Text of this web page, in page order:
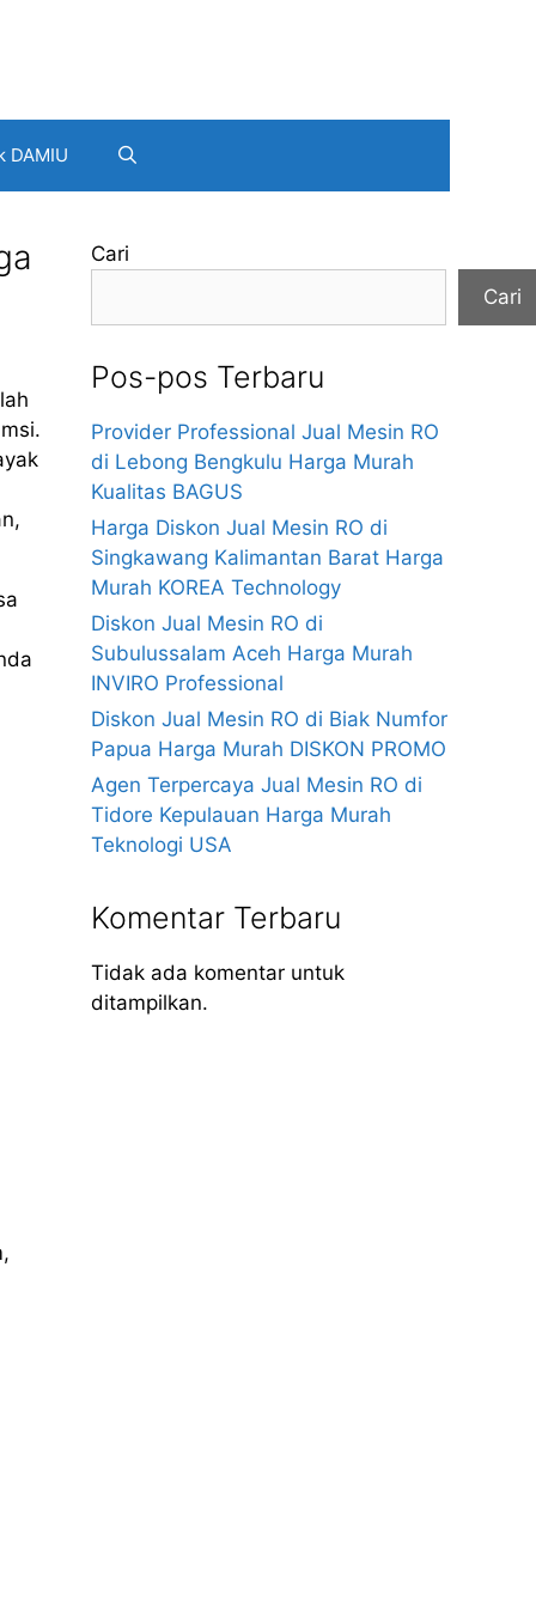
DAMIU
Cari
Cari
Pos-pos Terbaru
Provider Professional Jual Mesin RO
di Lebong Bengkulu Harga Murah
Kualitas BAGUS
Harga Diskon Jual Mesin RO di
Singkawang Kalimantan Barat Harga
Murah KOREA Technology
Diskon Jual Mesin RO di
Subulussalam Aceh Harga Murah
INVIRO Professional
Diskon Jual Mesin RO di Biak Numfor
Papua Harga Murah DISKON PROMO
Agen Terpercaya Jual Mesin RO di
Tidore Kepulauan Harga Murah
Teknologi USA
Komentar Terbaru
Tidak ada komentar untuk
ditampilkan.